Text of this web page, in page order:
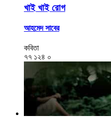
খাই খাই রোগ
আহমেদ সাবের
কবিতা
৭৭ ১২৪ ০